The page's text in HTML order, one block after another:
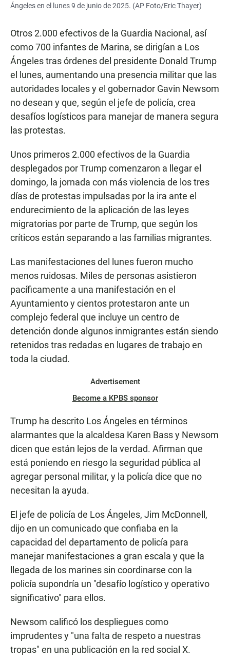
Ángeles en el lunes 9 de junio de 2025. (AP Foto/Eric Thayer)
Otros 2.000 efectivos de la Guardia Nacional, así
como 700 infantes de Marina, se dirigían a Los
Ángeles tras órdenes del presidente Donald Trump
el lunes, aumentando una presencia militar que las
autoridades locales y el gobernador Gavin Newsom
no desean y que, según el jefe de policía, crea
desafíos logísticos para manejar de manera segura
las protestas.
Unos primeros 2.000 efectivos de la Guardia
desplegados por Trump comenzaron a llegar el
domingo, la jornada con más violencia de los tres
días de protestas impulsadas por la ira ante el
endurecimiento de la aplicación de las leyes
migratorias por parte de Trump, que según los
críticos están separando a las familias migrantes.
Las manifestaciones del lunes fueron mucho
menos ruidosas. Miles de personas asistieron
pacíficamente a una manifestación en el
Ayuntamiento y cientos protestaron ante un
complejo federal que incluye un centro de
detención donde algunos inmigrantes están siendo
retenidos tras redadas en lugares de trabajo en
toda la ciudad.
Advertisement
Become a KPBS sponsor
Trump ha descrito Los Ángeles en términos
alarmantes que la alcaldesa Karen Bass y Newsom
dicen que están lejos de la verdad. Afirman que
está poniendo en riesgo la seguridad pública al
agregar personal militar, y la policía dice que no
necesitan la ayuda.
El jefe de policía de Los Ángeles, Jim McDonnell,
dijo en un comunicado que confiaba en la
capacidad del departamento de policía para
manejar manifestaciones a gran escala y que la
llegada de los marines sin coordinarse con la
policía supondría un "desafío logístico y operativo
significativo" para ellos.
Newsom calificó los despliegues como
imprudentes y "una falta de respeto a nuestras
tropas" en una publicación en la red social X.